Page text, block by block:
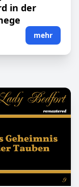
in der
mehr